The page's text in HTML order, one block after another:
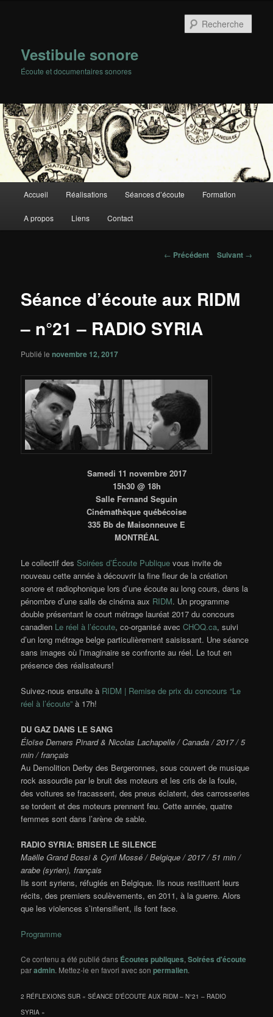
Vestibule sonore
Écoute et documentaires sonores
principal
Aller
au
Accueil Réalisations Séances d’écoute Formation
A propos Liens Contact
Navigation
← Précédent Suivant →
Séance d’écoute aux RIDM
– n°21 – RADIO SYRIA
Publié lenovembre 12, 2017
Samedi 11 novembre 2017
15h30 @ 18h
Salle Fernand Seguin
Cinémathèque québécoise
335 Bb de Maisonneuve E
MONTRÉAL
Le collectif desSoirées d’Écoute Publique vous invite de
nouveau cette année à découvrir la fine fleur de la création
sonore et radiophonique lors d’une écoute au long cours, dans la
pénombre d’une salle de cinéma aux RIDM. Un programme
double présentant le court métrage lauréat 2017 du concours
canadien Le réel à l’écoute, co-organisé avecCHOQ.ca, suivi
d’un long métrage belge particulièrement saisissant. Une séance
sans images où l’imaginaire se confronte au réel. Le tout en
présence des réalisateurs!
Suivez-nous ensuite à RIDM | Remise de prix du concours “Le
réel à l’écoute” à 17h!
DU GAZ DANS LE SANG
Éloïse Demers Pinard & Nicolas Lachapelle / Canada / 2017 / 5
min / français
Au Demolition Derby des Bergeronnes, sous couvert de musique
rock assourdie par le bruit des moteurs et les cris de la foule,
des voitures se fracassent, des pneus éclatent, des carrosseries
se tordent et des moteurs prennent feu. Cette année, quatre
femmes sont dans l’arène de sable.
RADIO SYRIA: BRISER LE SILENCE
Maëlle Grand Bossi & Cyril Mossé / Belgique / 2017 / 51 min /
arabe (syrien), français
Ils sont syriens, réfugiés en Belgique. Ils nous restituent leurs
récits, des premiers soulèvements, en 2011, à la guerre. Alors
que les violences s’intensifient, ils font face.
Programme
Ce contenu a été publié dans Écoutes publiques,Soirées d'écoute
paradmin. Mettez-le en favori avec sonpermalien.
2 RÉFLEXIONS SUR «SÉANCE D’ÉCOUTE AUX RIDM – N°21 – RADIO
SYRIA »